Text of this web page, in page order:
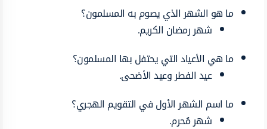
ما هو الشهر الذي يصوم به المسلمون؟
شهر رمضان الكريم.
ما هي الأعياد التي يحتفل بها المسلمون؟
عيد الفطر وعيد الأضحى.
ما اسم الشهر الأول في التقويم الهجري؟
شهر مُحرم.